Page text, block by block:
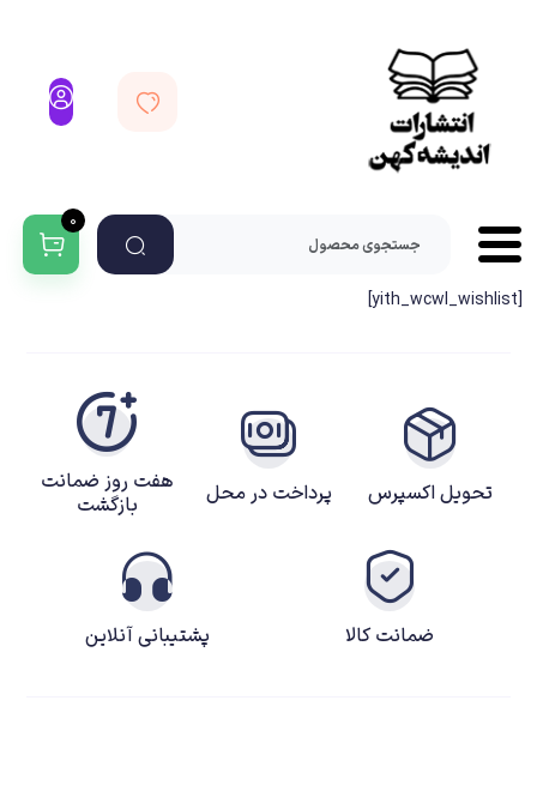
0
[yith_wcwl_wishlist]
تحویل اکسپرس پرداخت در محل
هفت روز ضمانت
بازگشت
ضمانت کالا پشتیبانی آنلاین